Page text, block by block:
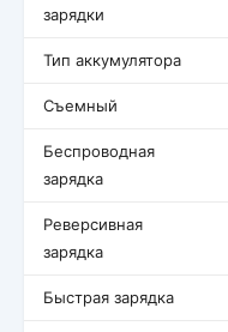
зарядки
Тип аккумулятора
Съемный
Беспроводная
зарядка
Реверсивная
зарядка
Быстрая зарядка